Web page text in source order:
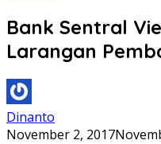
Bank Sentral
Larangan
Dinanto
November 2, 2017